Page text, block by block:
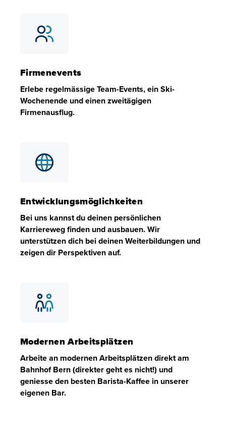
Wir unterstützen uns gegenseitig dabei, das Beste
Firmenevents
Erlebe regelmässige Team-Events, ein Ski-
Wochenende und einen zweitägigen
Firmenausflug.
Erlebe regelmässige Team-Events, ein Ski-
Entwicklungsmöglichkeiten
Bei uns kannst du deinen persönlichen
Karriereweg finden und ausbauen. Wir
unterstützen dich bei deinen Weiterbildungen und
zeigen dir Perspektiven auf.
Bei uns kannst du deinen persönlichen Karriereweg
Modernen Arbeitsplätzen
Arbeite an modernen Arbeitsplätzen direkt am
Bahnhof Bern (direkter geht es nicht!) und
geniesse den besten Barista-Kaffee in unserer
eigenen Bar.